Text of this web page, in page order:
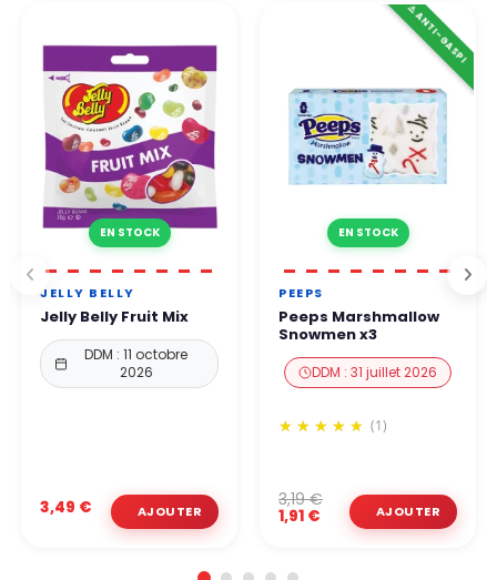
EN STOCK
JELLY BELLY
Jelly Belly Fruit Mix
DDM : 11 octobre
2026
3,49 €
EN STOCK
⚠️ ANTI-GASPI
PEEPS
Peeps Marshmallow
Snowmen x3
DDM : 31 juillet 2026
(1)
1,91 €
3,19 €